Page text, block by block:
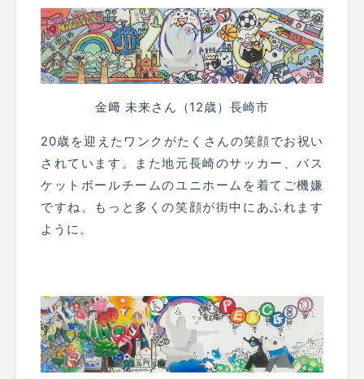
金﨑 未来さん（12歳）長崎市
20歳を迎えたワンクがたくさんの笑顔でお祝い
されています。また地元長崎のサッカー、バス
ケットボールチームのユニホームを着てご機嫌
ですね。もっと多くの笑顔が街中にあふれます
ように。